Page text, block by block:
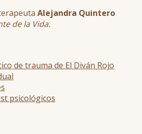
Alejandra Quintero
de la Vida.
de trauma de El Diván Rojo
psicológicos